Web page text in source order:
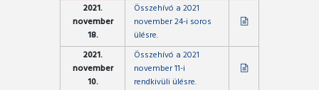
2021.
november
18.
Összehívó a 2021
november 24-i soros
ülésre.
2021.
november
10.
Összehívó a 2021
november 11-i
rendkivüli ülésre.